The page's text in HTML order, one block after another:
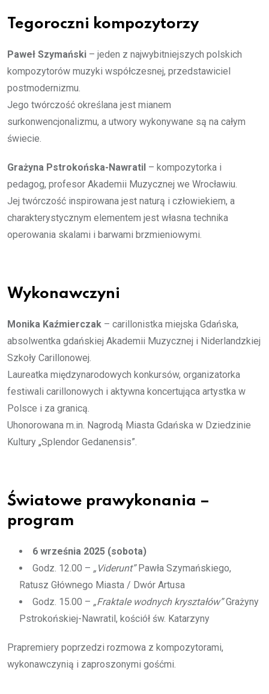
Tegoroczni kompozytorzy
Paweł Szymański – jeden z najwybitniejszych polskich
kompozytorów muzyki współczesnej, przedstawiciel
postmodernizmu.
Jego twórczość określana jest mianem
surkonwencjonalizmu, a utwory wykonywane są na całym
świecie.
Grażyna Pstrokońska-Nawratil – kompozytorka i
pedagog, profesor Akademii Muzycznej we Wrocławiu.
Jej twórczość inspirowana jest naturą i człowiekiem, a
charakterystycznym elementem jest własna technika
operowania skalami i barwami brzmieniowymi.
Wykonawczyni
Monika Kaźmierczak – carillonistka miejska Gdańska,
absolwentka gdańskiej Akademii Muzycznej i Niderlandzkiej
Szkoły Carillonowej.
Laureatka międzynarodowych konkursów, organizatorka
festiwali carillonowych i aktywna koncertująca artystka w
Polsce i za granicą.
Uhonorowana m.in. Nagrodą Miasta Gdańska w Dziedzinie
Kultury „Splendor Gedanensis”.
Światowe prawykonania –
program
6 września 2025 (sobota)
Godz. 12.00 – „Viderunt”Pawła Szymańskiego,
Ratusz Głównego Miasta / Dwór Artusa
Godz. 15.00 – „Fraktale wodnych kryształów”Grażyny
Pstrokońskiej-Nawratil, kościół św. Katarzyny
Prapremiery poprzedzi rozmowa z kompozytorami,
wykonawczynią i zaproszonymi gośćmi.